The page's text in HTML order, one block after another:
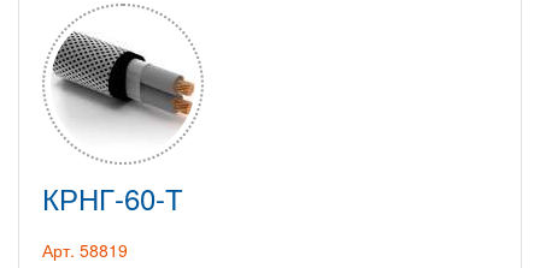
КРНГ-60-Т
Арт. 58819